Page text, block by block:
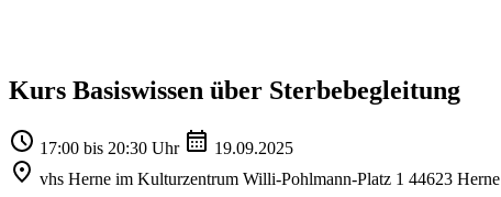
Kurs Basiswissen über Sterbebegleitung
17:00 bis 20:30 Uhr
19.09.2025
vhs Herne im Kulturzentrum Willi-Pohlmann-Platz 1 44623 Herne